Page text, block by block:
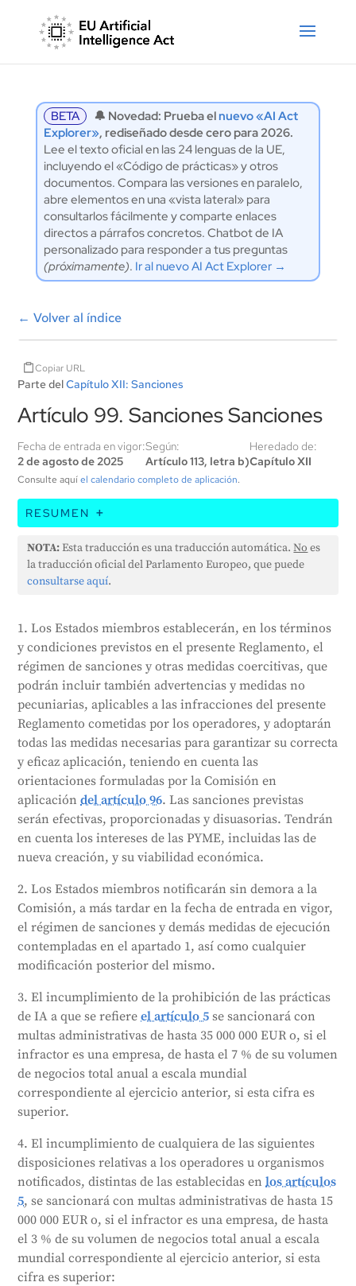
BETA 🔔 Novedad: Prueba elnuevo «AI Act
Explorer», rediseñado desde cero para 2026.
Lee el texto oficial en las 24 lenguas de la UE,
incluyendo el «Código de prácticas» y otros
documentos. Compara las versiones en paralelo,
abre elementos en una «vista lateral» para
consultarlos fácilmente y comparte enlaces
directos a párrafos concretos. Chatbot de IA
personalizado para responder a tus preguntas
(próximamente). Ir al nuevo AI Act Explorer →
←Volver al índice
Copiar URL
Parte delCapítulo XII: Sanciones
Artículo 99. Sanciones Sanciones
Fecha de entrada en vigor:
2 de agosto de 2025
Según:
Artículo 113, letra b)
Heredado de:
Capítulo XII
Consulte aquíel calendario completo de aplicación.
RESUMEN
Este artículo establece que los países miembros
deben establecer normas para las sanciones y
medidas de ejecución por infracciones de la Ley.
pequeñas y medianas empresas (PYME) y de las
empresas de nueva creación. El incumplimiento de
determinadas prácticas de IA puede dar lugar a
multas de hasta 35 millones de euros o el 7% del
volumen de negocios anual de una empresa. Otras
infracciones pueden dar lugar a multas de hasta 15
millones de euros o el 3% del volumen de negocios
anual de una empresa. Facilitar información
incorrecta o engañosa puede dar lugar a multas de
hasta 7,5 millones de euros o el 1% del volumen de
negocios anual de una empresa. Las PYME recibirán
multas más bajas. La gravedad de la multa dependerá
de varios factores, como la naturaleza de la
infracción, el tamaño de la empresa y cualquier
infracción anterior. Los Estados miembros deben
informar anualmente a la Comisión de las multas
que han impuesto.
Generado porCLaiRK
NOTA:Esta traducción es una traducción automática.No es
la traducción oficial del Parlamento Europeo, que puede
consultarse aquí.
1. Los Estados miembros establecerán, en los términos
y condiciones previstos en el presente Reglamento, el
régimen de sanciones y otras medidas coercitivas, que
podrán incluir también advertencias y medidas no
pecuniarias, aplicables a las infracciones del presente
Reglamento cometidas por los operadores, y adoptarán
todas las medidas necesarias para garantizar su correcta
y eficaz aplicación, teniendo en cuenta las
orientaciones formuladas por la Comisión en
aplicacióndel artículo 96. Las sanciones previstas
serán efectivas, proporcionadas y disuasorias. Tendrán
en cuenta los intereses de las PYME, incluidas las de
nueva creación, y su viabilidad económica.
2. Los Estados miembros notificarán sin demora a la
Comisión, a más tardar en la fecha de entrada en vigor,
el régimen de sanciones y demás medidas de ejecución
contempladas en el apartado 1, así como cualquier
modificación posterior del mismo.
3. El incumplimiento de la prohibición de las prácticas
de IA a que se refiereel artículo 5 se sancionará con
multas administrativas de hasta 35 000 000 EUR o, si el
infractor es una empresa, de hasta el 7 % de su volumen
de negocios total anual a escala mundial
correspondiente al ejercicio anterior, si esta cifra es
superior.
4. El incumplimiento de cualquiera de las siguientes
disposiciones relativas a los operadores u organismos
notificados, distintas de las establecidas enlos artículos
5, se sancionará con multas administrativas de hasta 15
000 000 EUR o, si el infractor es una empresa, de hasta
el 3 % de su volumen de negocios total anual a escala
mundial correspondiente al ejercicio anterior, si esta
cifra es superior: